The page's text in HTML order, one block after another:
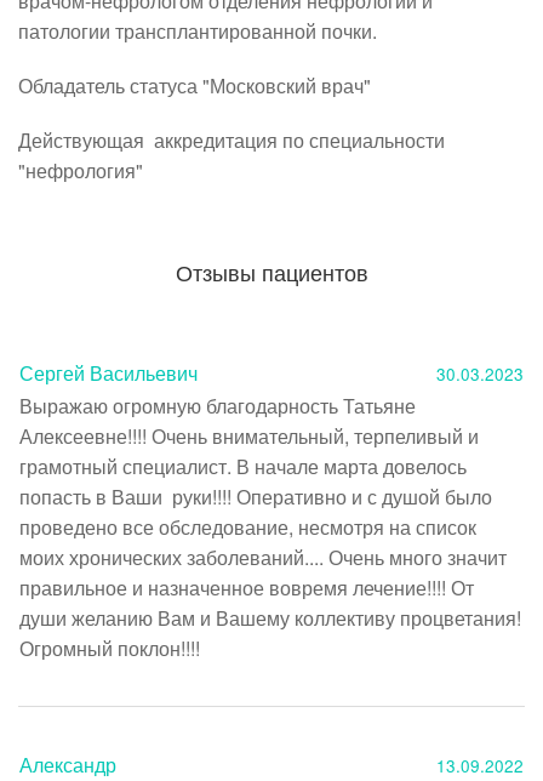
патологии трансплантированной почки.
Обладатель статуса "Московский врач"
Действующая  аккредитация по специальности
"нефрология"
Отзывы пациентов
Сергей Васильевич 30.03.2023
Выражаю огромную благодарность Татьяне
Алексеевне!!!! Очень внимательный, терпеливый и
грамотный специалист. В начале марта довелось
попасть в Ваши  руки!!!! Оперативно и с душой было
проведено все обследование, несмотря на список
моих хронических заболеваний.... Очень много значит
правильное и назначенное вовремя лечение!!!! От
души желанию Вам и Вашему коллективу процветания!
Огромный поклон!!!!
Александр 13.09.2022